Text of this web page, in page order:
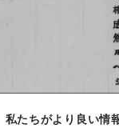
私たちがより良い情